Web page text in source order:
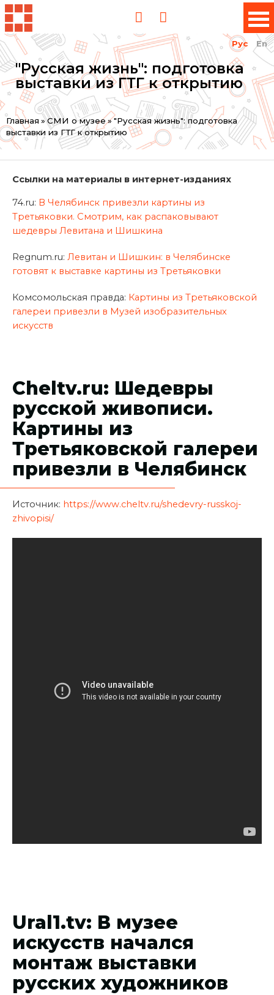
Рус En
"Русская жизнь": подготовка
выставки из ГТГ к открытию
Вы
здесь
Главная »СМИ о музее»"Русская жизнь": подготовка
выставки из ГТГ к открытию
Ссылки на материалы в интернет-изданиях
74.ru: В Челябинск привезли картины из
Третьяковки. Смотрим, как распаковывают
шедевры Левитана и Шишкина
Regnum.ru: Левитан и Шишкин: в Челябинске
готовят к выставке картины из Третьяковки
Комсомольская правда: Картины из Третьяковской
галереи привезли в Музей изобразительных
искусств
Cheltv.ru: Шедевры
русской живописи.
Картины из
Третьяковской галереи
привезли в Челябинск
Источник: https://www.cheltv.ru/shedevry-russkoj-
zhivopisi/
Ural1.tv: В музее
искусств начался
монтаж выставки
русских художников